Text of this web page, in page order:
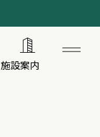
施設案内